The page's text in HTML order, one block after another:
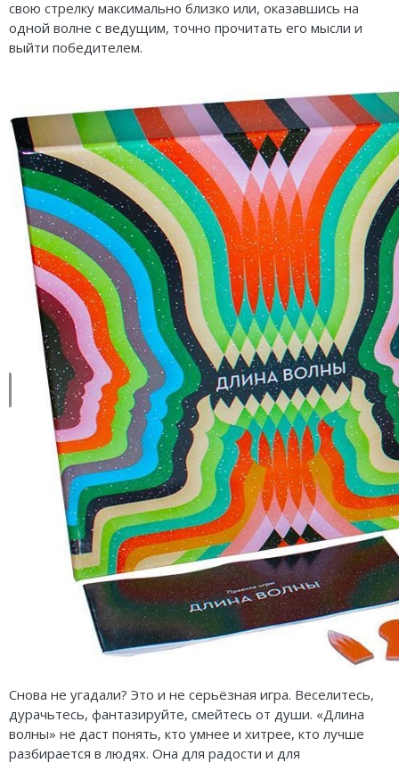
свою стрелку максимально близко или, оказавшись на
одной волне с ведущим, точно прочитать его мысли и
выйти победителем.
Снова не угадали? Это и не серьёзная игра. Веселитесь,
дурачьтесь, фантазируйте, смейтесь от души. «Длина
волны» не даст понять, кто умнее и хитрее, кто лучше
разбирается в людях. Она для радости и для